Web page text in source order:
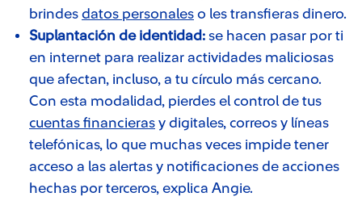
brindes datos personales o les transfieras dinero.
Suplantación de identidad: se hacen pasar por ti
en internet para realizar actividades maliciosas
que afectan, incluso, a tu círculo más cercano.
Con esta modalidad, pierdes el control de tus
cuentas financieras y digitales, correos y líneas
telefónicas, lo que muchas veces impide tener
acceso a las alertas y notificaciones de acciones
hechas por terceros, explica Angie.